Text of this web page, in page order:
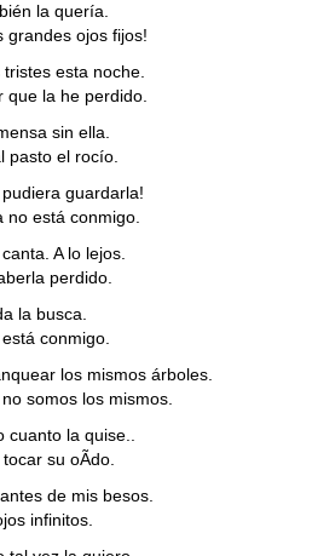
la quería.
grandes ojos fijos!
esta noche.
que la he perdido.
sin ella.
pasto el rocío.
guardarla!
no está conmigo.
A lo lejos.
perdido.
la busca.
conmigo.
los mismos árboles.
somos los mismos.
la quise..
su oÃ­do.
de mis besos.
infinitos.